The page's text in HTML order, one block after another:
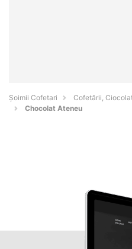
Șoimii Cofetari
Cofetării,
Chocolat Ateneu